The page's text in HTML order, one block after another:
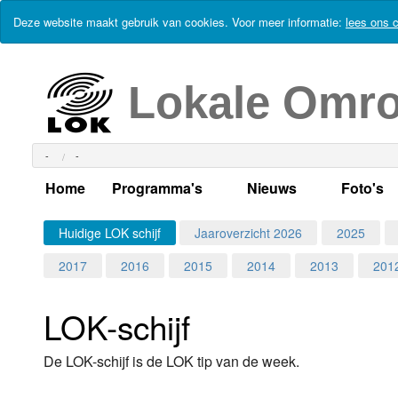
Deze website maakt gebruik van cookies. Voor meer informatie: lees ons
Lokale
- -
Home Programma's
Alle dagen
Weekschema
Alle programma's
Nieuws
Actueel Lokaal
LOK nieuws
Foto's
Huidige LOK schijf Jaaroverzicht 2026 2025
2017
2016 2015 2014 2013
LOK-schijf
De LOK-schijf is de LOK tip van de week.